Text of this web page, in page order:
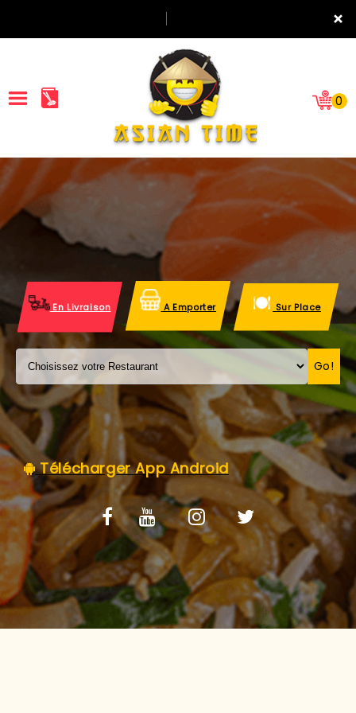
×
ACCUEIL
LA CARTE
VOS AVIS
MENTIONS LÉGALES
C.G.V
0
En Livraison A Emporter Sur Place
Go!
Télécharger App Android